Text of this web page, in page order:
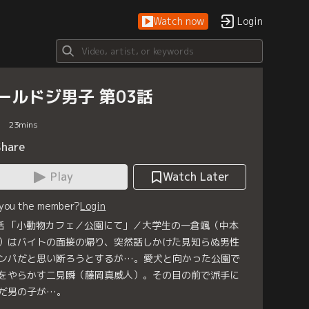
Watch now Login
ルドジ男子 第03話
23mins
Play
Watch Later
the member?Login
「小動物カフェ／公園にて」／大学生の一倉颯（中本
はバイトの面接の帰り、突然話しかけた見知らぬ男性
パだと思い断ろうとするが…。愛犬と向かった公園で
やらかす二見瞬（藤岡真威人）。その目の前で派手に
男の子が…。